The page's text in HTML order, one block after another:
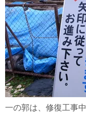
一の郭は、修復工事中